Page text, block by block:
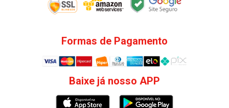
Formas de Pagamento
Baixe já nosso APP